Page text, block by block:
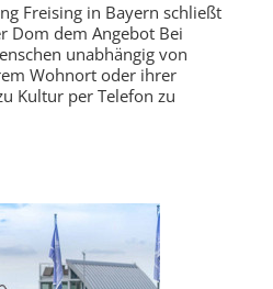
Freising in Bayern schließt
Dom dem Angebot Bei
unabhängig von
Wohnort oder ihrer
Kultur per Telefon zu